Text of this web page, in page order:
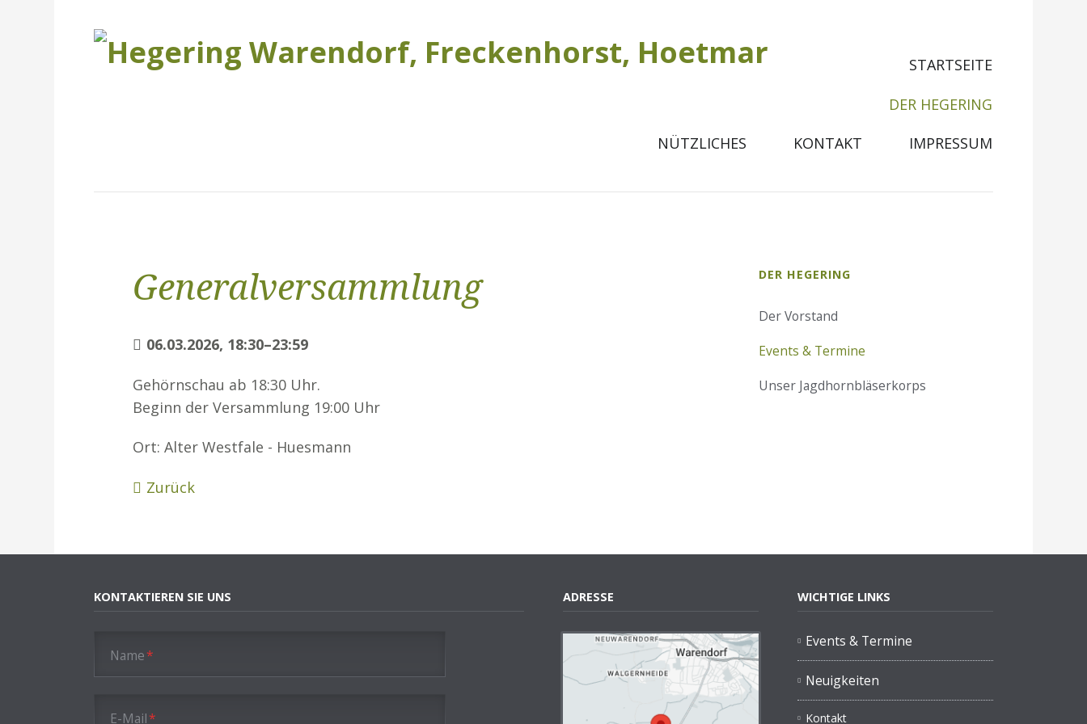
NavigationSTARTSEITE
DER HEGERING
NÜTZLICHES KONTAKT IMPRESSUM
Generalversammlung
06.03.2026, 18:30–23:59
Gehörnschau ab 18:30 Uhr.
Beginn der Versammlung 19:00 Uhr
Ort: Alter Westfale - Huesmann
Zurück
Navigation
DER HEGERING
Der Vorstand
Events & Termine
Unser Jagdhornbläserkorps
KONTAKTIEREN SIE UNS
Pflichtfeld
Name*
Pflichtfeld
E-Mail*
ADRESSE WICHTIGE LINKS
Events & Termine
Neuigkeiten
Kontakt